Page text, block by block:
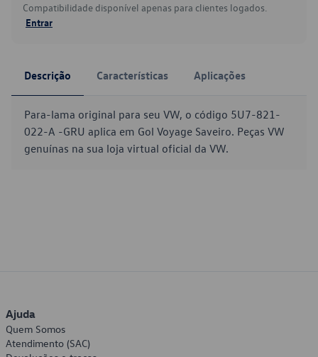
Compatibilidade disponível apenas para clientes logados.
Entrar
Descrição Características Aplicações
Para-lama original para seu VW, o código 5U7-821-
022-A -GRU aplica em Gol Voyage Saveiro. Peças VW
genuínas na sua loja virtual oficial da VW.
Ajuda
Quem Somos
Atendimento (SAC)